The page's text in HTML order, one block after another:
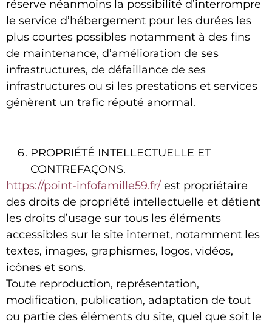
réserve néanmoins la possibilité d’interrompre
le service d’hébergement pour les durées les
plus courtes possibles notamment à des fins
de maintenance, d’amélioration de ses
infrastructures, de défaillance de ses
infrastructures ou si les prestations et services
génèrent un trafic réputé anormal.
PROPRIÉTÉ INTELLECTUELLE ET
CONTREFAÇONS.
https://point-infofamille59.fr/est propriétaire
des droits de propriété intellectuelle et détient
les droits d’usage sur tous les éléments
accessibles sur le site internet, notamment les
textes, images, graphismes, logos, vidéos,
icônes et sons.
Toute reproduction, représentation,
modification, publication, adaptation de tout
ou partie des éléments du site, quel que soit le